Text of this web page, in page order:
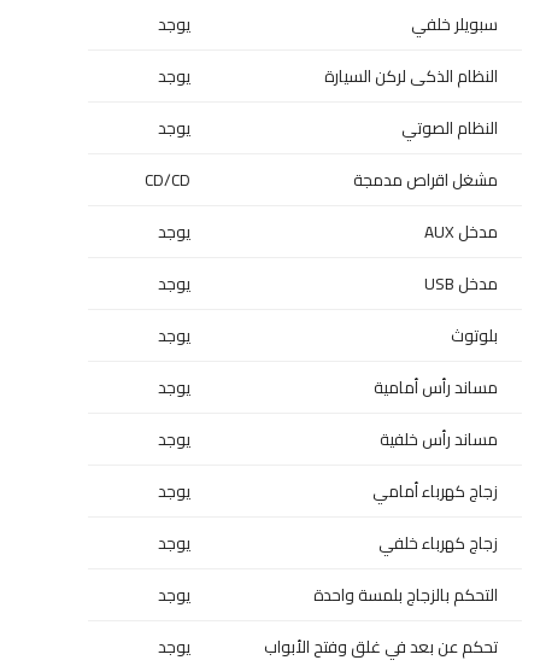
سبويلر خلفي
يوجد
النظام الذكى لركن السيارة
يوجد
النظام الصوتي
يوجد
مشغل اقراص مدمجة
CD/CD
مدخل AUX
يوجد
مدخل USB
يوجد
بلوتوث
يوجد
مساند رأس أمامية
يوجد
مساند رأس خلفية
يوجد
زجاج كهرباء أمامي
يوجد
زجاج كهرباء خلفي
يوجد
التحكم بالزجاج بلمسة واحدة
يوجد
تحكم عن بعد في غلق وفتح الأبواب
يوجد